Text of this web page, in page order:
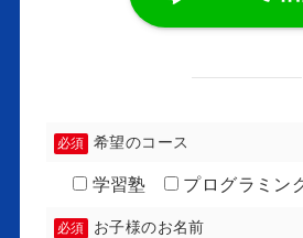
必須 希望のコース
学習塾 プログラミン
必須 お子様のお名前